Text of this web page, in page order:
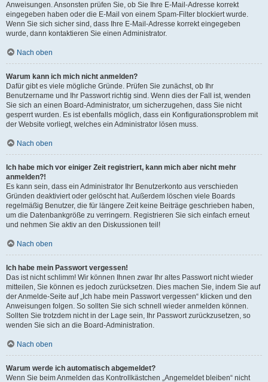
Anweisungen. Ansonsten prüfen Sie, ob Sie Ihre E-Mail-Adresse korrekt
eingegeben haben oder die E-Mail von einem Spam-Filter blockiert wurde.
Wenn Sie sich sicher sind, dass Ihre E-Mail-Adresse korrekt eingegeben
wurde, dann kontaktieren Sie einen Administrator.
Nach oben
Warum kann ich mich nicht anmelden?
Dafür gibt es viele mögliche Gründe. Prüfen Sie zunächst, ob Ihr
Benutzername und Ihr Passwort richtig sind. Wenn dies der Fall ist, wenden
Sie sich an einen Board-Administrator, um sicherzugehen, dass Sie nicht
gesperrt wurden. Es ist ebenfalls möglich, dass ein Konfigurationsproblem mit
der Website vorliegt, welches ein Administrator lösen muss.
Nach oben
Ich habe mich vor einiger Zeit registriert, kann mich aber nicht mehr
anmelden?!
Es kann sein, dass ein Administrator Ihr Benutzerkonto aus verschieden
Gründen deaktiviert oder gelöscht hat. Außerdem löschen viele Boards
regelmäßig Benutzer, die für längere Zeit keine Beiträge geschrieben haben,
um die Datenbankgröße zu verringern. Registrieren Sie sich einfach erneut
und nehmen Sie aktiv an den Diskussionen teil!
Nach oben
Ich habe mein Passwort vergessen!
Das ist nicht schlimm! Wir können Ihnen zwar Ihr altes Passwort nicht wieder
mitteilen, Sie können es jedoch zurücksetzen. Dies machen Sie, indem Sie auf
der Anmelde-Seite auf „Ich habe mein Passwort vergessen“ klicken und den
Anweisungen folgen. So sollten Sie sich schnell wieder anmelden können.
Sollten Sie trotzdem nicht in der Lage sein, Ihr Passwort zurückzusetzen, so
wenden Sie sich an die Board-Administration.
Nach oben
Warum werde ich automatisch abgemeldet?
Wenn Sie beim Anmelden das Kontrollkästchen „Angemeldet bleiben“ nicht